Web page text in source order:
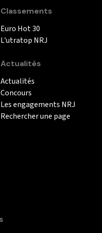
Classements
Euro Hot 30
L'utratop NRJ
Actualités
Actualités
Concours
Les engagements NRJ
Rechercher une page